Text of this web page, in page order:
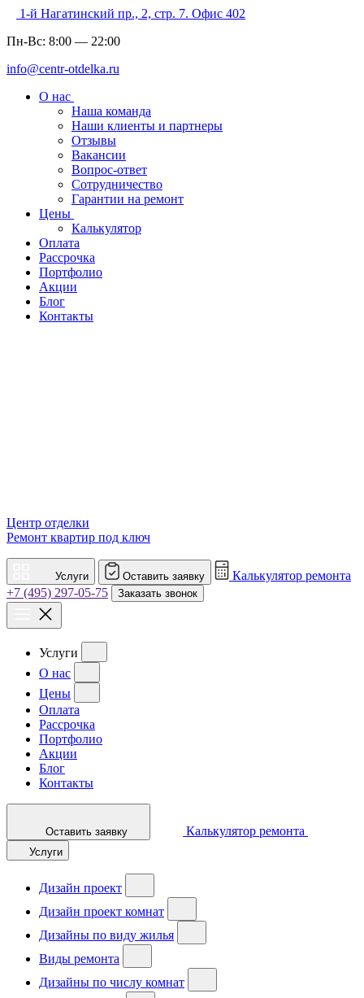
1-й Нагатинский пр., 2, стр. 7. Офис 402
Пн-Вс: 8:00 — 22:00
info@centr-otdelka.ru
О нас
Наша команда
Наши клиенты и партнеры
Отзывы
Вакансии
Вопрос-ответ
Сотрудничество
Гарантии на ремонт
Цены
Калькулятор
Оплата
Рассрочка
Портфолио
Акции
Блог
Контакты
Центр отделки
Ремонт квартир под ключ
Услуги Оставить заявку
Калькулятор ремонта
+7 (495) 297-05-75
Заказать звонок
Услуги
О нас
Цены
Оплата
Рассрочка
Портфолио
Акции
Блог
Контакты
Оставить заявку Калькулятор ремонта
Услуги
Дизайн проект
Дизайн проект комнат
Дизайны по виду жилья
Виды ремонта
Дизайны по числу комнат